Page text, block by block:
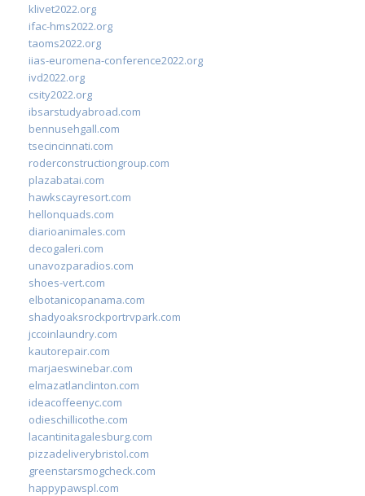
klivet2022.org
ifac-hms2022.org
taoms2022.org
iias-euromena-conference2022.org
ivd2022.org
csity2022.org
ibsarstudyabroad.com
bennusehgall.com
tsecincinnati.com
roderconstructiongroup.com
plazabatai.com
hawkscayresort.com
hellonquads.com
diarioanimales.com
decogaleri.com
unavozparadios.com
shoes-vert.com
elbotanicopanama.com
shadyoaksrockportrvpark.com
jccoinlaundry.com
kautorepair.com
marjaeswinebar.com
elmazatlanclinton.com
ideacoffeenyc.com
odieschillicothe.com
lacantinitagalesburg.com
pizzadeliverybristol.com
greenstarsmogcheck.com
happypawspl.com